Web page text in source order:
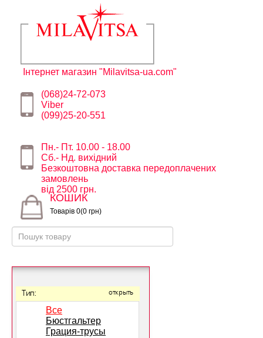
Інтернет магазин "Milavitsa-ua.com"
(068)24-72-073
Viber
(099)25-20-551
Пн.- Пт. 10.00 - 18.00
Сб.- Нд. вихідний
Безкоштовна доставка передоплачених
замовлень
від 2500 грн.
КОШИК
Товарів 0(0 грн)
Тип: открыть
Все
Бюстгальтер
Грация-трусы